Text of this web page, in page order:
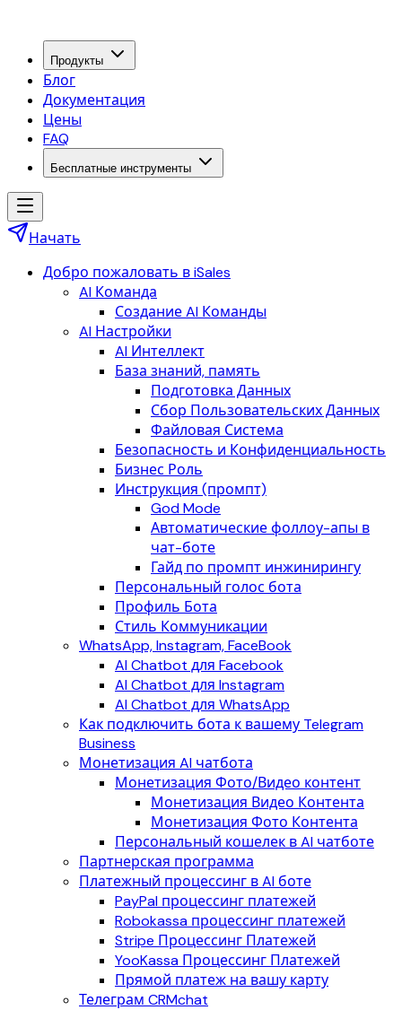
Продукты
Блог
Документация
Цены
FAQ
Бесплатные инструменты
Начать
Добро пожаловать в iSales
AI Команда
Создание AI Команды
AI Настройки
AI Интеллект
База знаний, память
Подготовка Данных
Сбор Пользовательских Данных
Файловая Система
Безопасность и Конфиденциальность
Бизнес Роль
Инструкция (промпт)
God Mode
Автоматические фоллоу-апы в
чат-боте
Гайд по промпт инжинирингу
Персональный голос бота
Профиль Бота
Стиль Коммуникации
WhatsApp, Instagram, FaceBook
AI Chatbot для Facebook
AI Chatbot для Instagram
AI Chatbot для WhatsApp
Как подключить бота к вашему Telegram
Business
Монетизация AI чатбота
Монетизация Фото/Видео контент
Монетизация Видео Контента
Монетизация Фото Контента
Персональный кошелек в AI чатботе
Партнерская программа
Платежный процессинг в AI боте
PayPal процессинг платежей
Robokassa процессинг платежей
Stripe Процессинг Платежей
YooKassa Процессинг Платежей
Прямой платеж на вашу карту
Телеграм CRMchat